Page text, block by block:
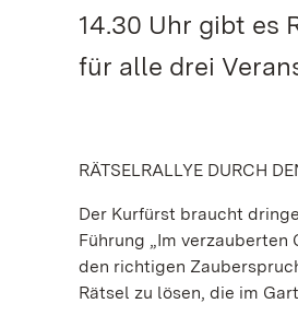
14.30 Uhr gibt es
für alle drei
RÄTSELRALLYE DURCH
Der Kurfürst braucht
Führung „Im verzauberten
den richtigen
Rätsel zu lösen, die im